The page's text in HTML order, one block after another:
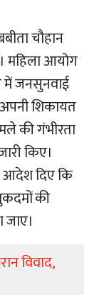
चौहान
महिला आयोग
में जनसुनवाई
शिकायत
की गंभीरता
किए।
आदेश दिए कि
की
जाए।
विवाद,